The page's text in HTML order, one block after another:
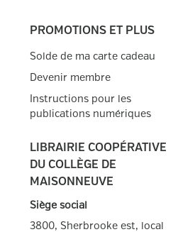
16h00
16h00
PROMOTIONS ET PLUS
Solde de ma carte cadeau
Devenir membre
Instructions pour les
publications numériques
LIBRAIRIE COOPÉRATIVE
DU COLLÈGE DE
MAISONNEUVE
Siège social
3800, Sherbrooke est, local